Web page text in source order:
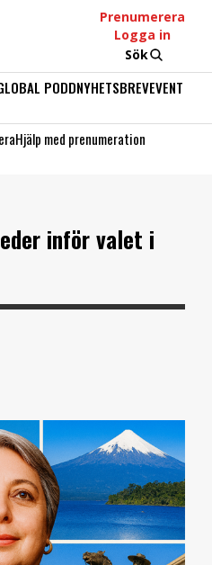
Prenumerera
Logga in
Sök
PODDNYHETSBREVEVENT
Hjälp med prenumeration
inför valet i